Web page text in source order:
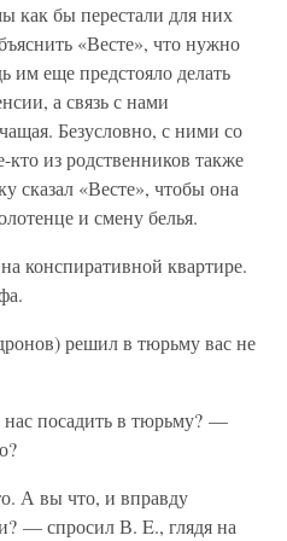
как бы перестали для них
«Весте», что нужно
им еще предстояло делать
а связь с нами
Безусловно, с ними со
из родственников также
сказал «Весте», чтобы она
и смену белья.
конспиративной квартире.
решил в тюрьму вас не
посадить в тюрьму? —
А вы что, и вправду
— спросил В. E., глядя на